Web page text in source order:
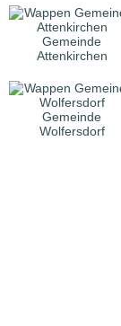
Gemeinde
Attenkirchen
Gemeinde
Wolfersdorf